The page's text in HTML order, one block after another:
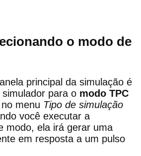
o modo de
principal da simulação é
para o modo TPC
menu Tipo de simulação
você executar a
modo, ela irá gerar uma
em resposta a um pulso